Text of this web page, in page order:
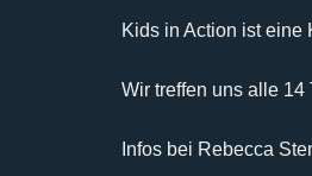
Kids in Action ist eine
Wir treffen uns alle
Infos bei Rebecca